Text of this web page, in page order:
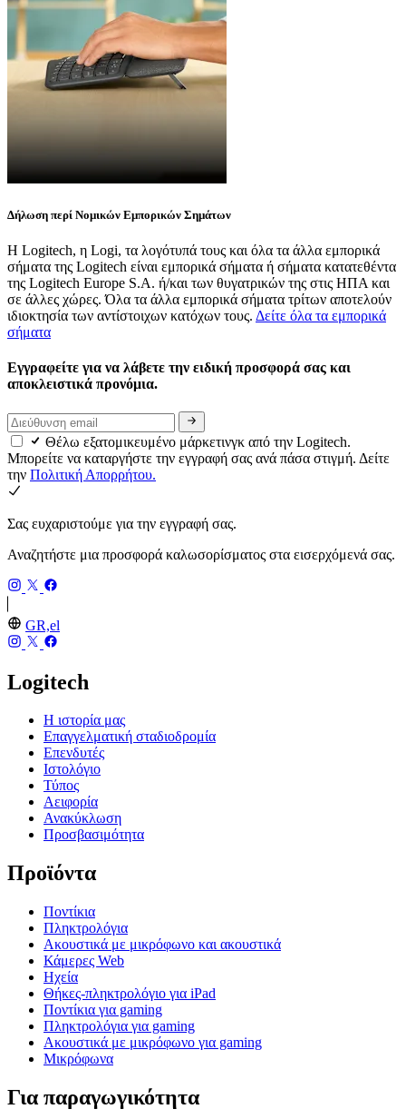
Δήλωση περί Νομικών Εμπορικών Σημάτων
Η Logitech, η Logi, τα λογότυπά τους και όλα τα άλλα εμπορικά
σήματα της Logitech είναι εμπορικά σήματα ή σήματα κατατεθέντα
της Logitech Europe S.A. ή/και των θυγατρικών της στις ΗΠΑ και
σε άλλες χώρες. Όλα τα άλλα εμπορικά σήματα τρίτων αποτελούν
ιδιοκτησία των αντίστοιχων κατόχων τους. Δείτε όλα τα εμπορικά
σήματα
Εγγραφείτε για να λάβετε την ειδική προσφορά σας και
αποκλειστικά προνόμια.
Θέλω εξατομικευμένο μάρκετινγκ από την Logitech.
Μπορείτε να καταργήστε την εγγραφή σας ανά πάσα στιγμή. Δείτε
την Πολιτική Απορρήτου.
Σας ευχαριστούμε για την εγγραφή σας.
Αναζητήστε μια προσφορά καλωσορίσματος στα εισερχόμενά σας.
GR,el
Logitech
Η ιστορία μας
Επαγγελματική σταδιοδρομία
Επενδυτές
Ιστολόγιο
Τύπος
Αειφορία
Ανακύκλωση
Προσβασιμότητα
Προϊόντα
Ποντίκια
Πληκτρολόγια
Ακουστικά με μικρόφωνο και ακουστικά
Κάμερες Web
Ηχεία
Θήκες-πληκτρολόγιο για iPad
Ποντίκια για gaming
Πληκτρολόγια για gaming
Ακουστικά με μικρόφωνο για gaming
Μικρόφωνα
Για παραγωγικότητα